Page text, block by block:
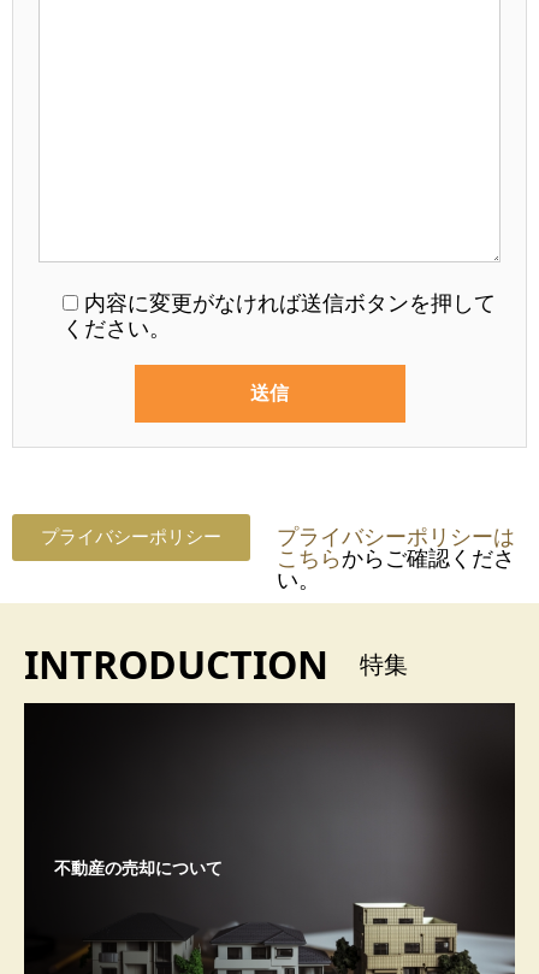
内容に変更がなければ送信ボタンを押して
ください。
プライバシーポリシー
プライバシーポリシーは
こちらからご確認くださ
い。
INTRODUCTION 特集
不動産の売却について